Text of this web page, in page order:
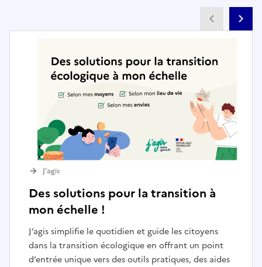
Des solutions pour la transition à
mon échelle !
J’agis simplifie le quotidien et guide les citoyens
dans la transition écologique en offrant un point
d’entrée unique vers des outils pratiques, des aides
J’agis